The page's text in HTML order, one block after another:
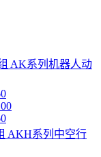
AK系列机器人动
AKH系列中空行